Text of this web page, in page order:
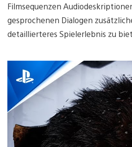
Filmsequenzen
gesprochenen Dialogen
detaillierteres Spielerlebnis zu